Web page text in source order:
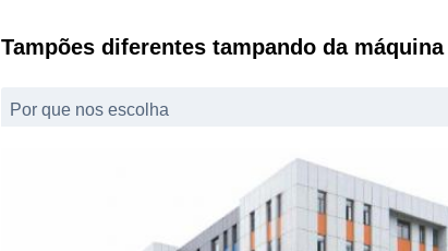
Tampões diferentes tampando da
Por que nos escolha